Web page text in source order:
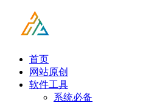
首页
网站原创
软件工具
系统必备